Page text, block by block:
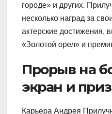
городе» и других.
несколько наград за
актерские достижения,
«Золотой орел» и
Прорыв на
экран и
Карьера Андрея